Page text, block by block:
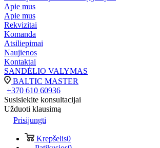
Apie mus
Apie mus
Rekvizitai
Komanda
Atsiliepimai
Naujienos
Kontaktai
SANDĖLIO VALYMAS
BALTIC MASTER
+370 610 60936
Susisiekite konsultacijai
Užduoti klausimą
Prisijungti
Krepšelis0